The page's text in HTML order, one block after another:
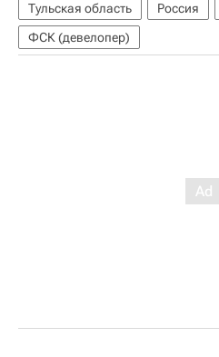
Тульская область Россия
ФСК (девелопер)